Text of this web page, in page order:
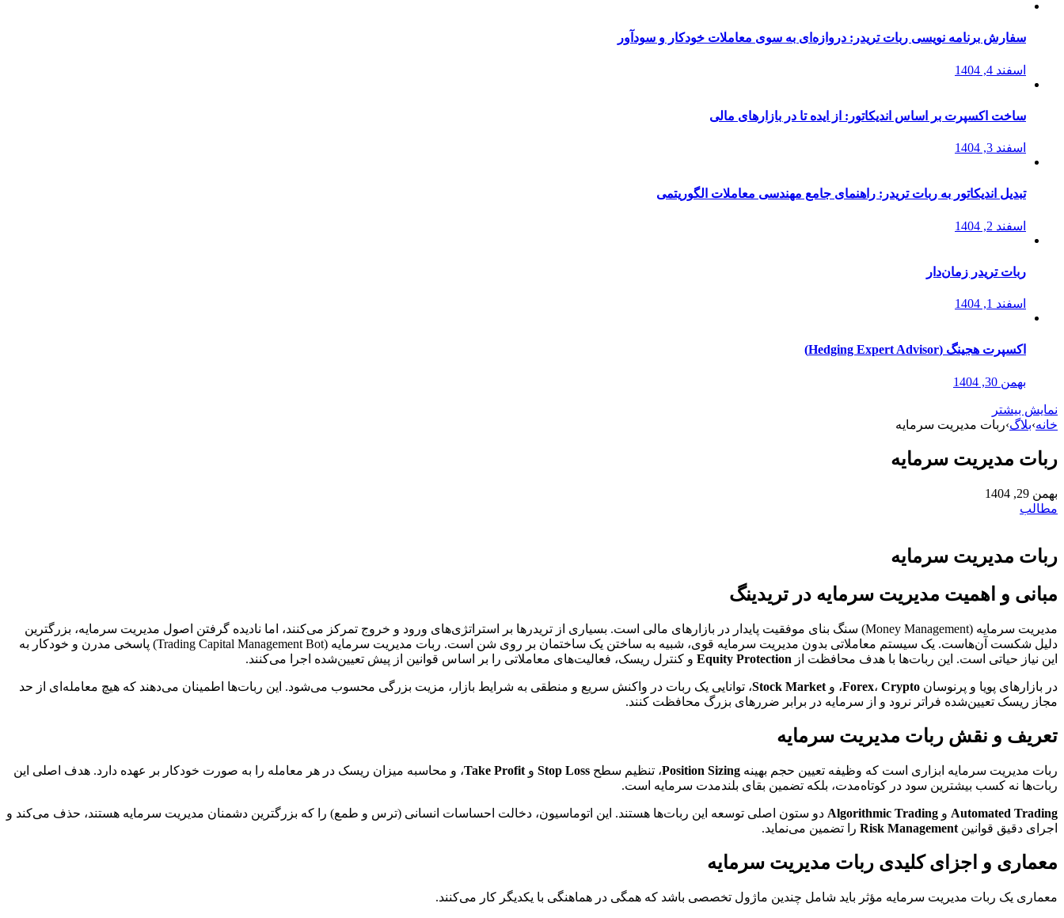
سفارش برنامه نویسی ربات تریدر: دروازه‌ای به سوی معاملات خودکار و سودآور
اسفند 4, 1404
ساخت اکسپرت بر اساس اندیکاتور: از ایده تا در بازارهای مالی
اسفند 3, 1404
تبدیل اندیکاتور به ربات تریدر: راهنمای جامع مهندسی معاملات الگوریتمی
اسفند 2, 1404
ربات تریدر زمان‌دار
اسفند 1, 1404
اکسپرت هجینگ (Hedging Expert Advisor)
بهمن 30, 1404
نمایش بیشتر
خانه›بلاگ›ربات مدیریت سرمایه
ربات مدیریت سرمایه
بهمن 29, 1404
مطالب
ربات مدیریت سرمایه
مبانی و اهمیت مدیریت سرمایه در تریدینگ
مدیریت سرمایه (Money Management) سنگ بنای موفقیت پایدار در بازارهای مالی است. بسیاری از تریدرها بر استراتژی‌های ورود و خروج تمرکز می‌کنند، اما نادیده گرفتن اصول مدیریت سرمایه، بزرگترین
دلیل شکست آن‌هاست. یک سیستم معاملاتی بدون مدیریت سرمایه قوی، شبیه به ساختن یک ساختمان بر روی شن است. ربات مدیریت سرمایه (Trading Capital Management Bot) پاسخی مدرن و خودکار به
این نیاز حیاتی است. این ربات‌ها با هدف محافظت از Equity Protection و کنترل ریسک، فعالیت‌های معاملاتی را بر اساس قوانین از پیش تعیین‌شده اجرا می‌کنند.
در بازارهای پویا و پرنوسان Forex، Crypto ، و Stock Market، توانایی یک ربات در واکنش سریع و منطقی به شرایط بازار، مزیت بزرگی محسوب می‌شود. این ربات‌ها اطمینان می‌دهند که هیچ معامله‌ای از حد
مجاز ریسک تعیین‌شده فراتر نرود و از سرمایه در برابر ضررهای بزرگ محافظت کنند.
تعریف و نقش ربات مدیریت سرمایه
ربات مدیریت سرمایه ابزاری است که وظیفه تعیین حجم بهینه Position Sizing، تنظیم سطح Stop Loss و Take Profit، و محاسبه میزان ریسک در هر معامله را به صورت خودکار بر عهده دارد. هدف اصلی این
ربات‌ها نه کسب بیشترین سود در کوتاه‌مدت، بلکه تضمین بقای بلندمدت سرمایه است.
Automated Trading و Algorithmic Trading دو ستون اصلی توسعه این ربات‌ها هستند. این اتوماسیون، دخالت احساسات انسانی (ترس و طمع) را که بزرگترین دشمنان مدیریت سرمایه هستند، حذف می‌کند و
اجرای دقیق قوانین Risk Management را تضمین می‌نماید.
معماری و اجزای کلیدی ربات مدیریت سرمایه
معماری یک ربات مدیریت سرمایه مؤثر باید شامل چندین ماژول تخصصی باشد که همگی در هماهنگی با یکدیگر کار می‌کنند.